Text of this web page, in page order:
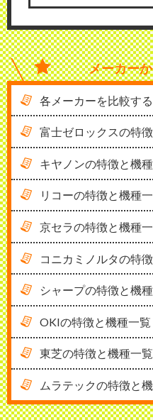
メーカー
各メーカーを比較する
富士ゼロックスの特
キヤノンの特徴と機
リコーの特徴と機種
京セラの特徴と機種
コニカミノルタの特
シャープの特徴と機
OKIの特徴と機種一覧
東芝の特徴と機種一覧
ムラテックの特徴と